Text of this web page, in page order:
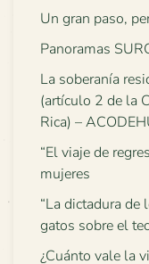
Un gran paso,
Panoramas
La soberanía
(artículo 2 de la
Rica) –
“El viaje de
mujeres
“La dictadura de
gatos sobre el
¿Cuánto vale la